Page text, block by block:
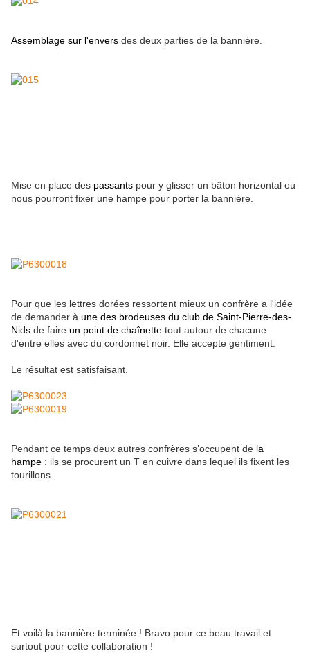
Assemblage sur l'envers des deux parties de la bannière.
Mise en place des passants pour y glisser un bâton horizontal où
nous pourront fixer une hampe pour porter la bannière.
Pour que les lettres dorées ressortent mieux un confrère a l'idée
de demander à une des brodeuses du club de Saint-Pierre-des-
Nids de faire un point de chaînette tout autour de chacune
d'entre elles avec du cordonnet noir. Elle accepte gentiment.
Le résultat est satisfaisant.
Pendant ce temps deux autres confrères s’occupent de la
hampe : ils se procurent un T en cuivre dans lequel ils fixent les
tourillons.
Et voilà la bannière terminée ! Bravo pour ce beau travail et
surtout pour cette collaboration !